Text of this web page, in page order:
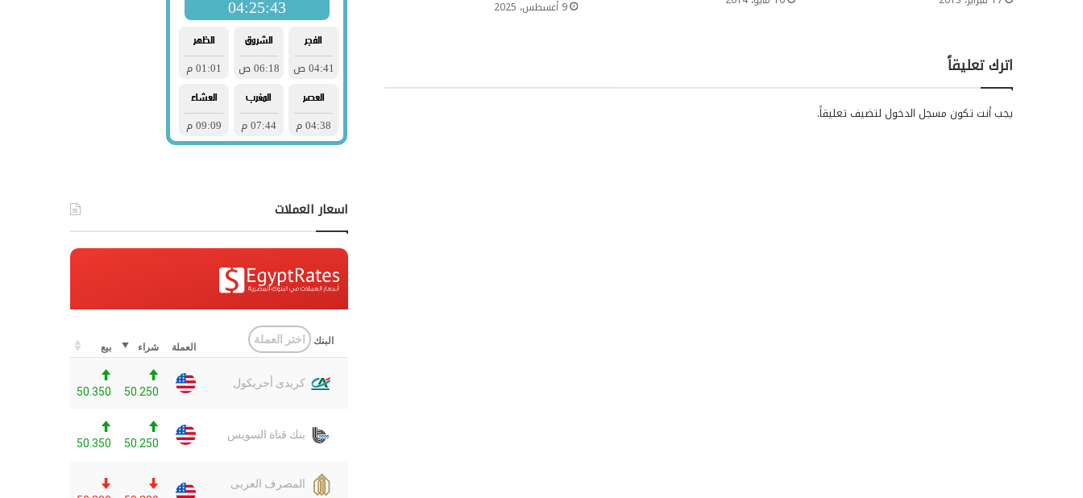
9 أغسطس، 2025
اترك تعليقاً
يجب أنت تكون مسجل الدخول لتضيف تعليقاً.
اسعار العملات